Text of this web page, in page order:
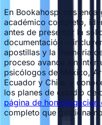
En Bookahospi nos
académico completo,
antes de presentar la
documentación
apostillas y la memoria
proceso avance sin
psicólogos de México,
Ecuador y Chile, y
los planes de estudio de
página de homologación
completo que